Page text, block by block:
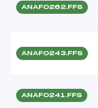
ANAF0262.FFS
ANAF0243.FFS
ANAF0241.FFS